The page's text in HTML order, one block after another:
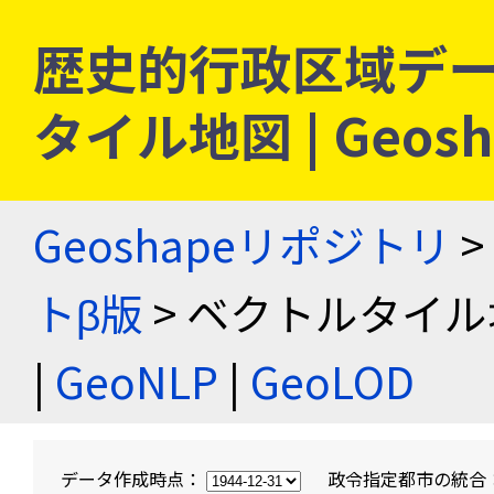
歴史的行政区域デ
タイル地図 |
Geoshapeリポジトリ >
トβ版 > ベクトルタイ
| GeoNLP | GeoLOD
データ作成時点： 政令指定都市の統